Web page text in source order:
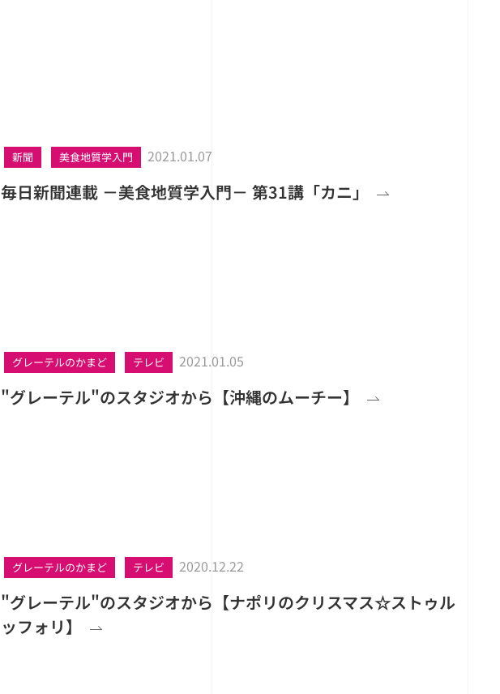
新聞 美食地質学入門 2021.01.07
毎日新聞連載 －美食地質学入門－ 第31講「カニ」
グレーテルのかまど テレビ 2021.01.05
"グレーテル"のスタジオから【沖縄のムーチー】
グレーテルのかまど テレビ 2020.12.22
"グレーテル"のスタジオから【ナポリのクリスマス☆ストゥル
ッフォリ】